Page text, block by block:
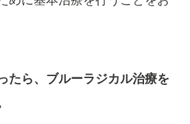
たら、ブルーラジカル治療を